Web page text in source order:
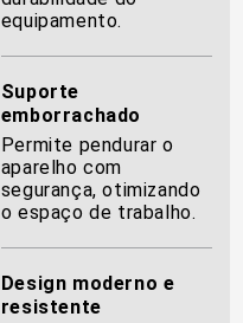
equipamento.
Suporte
emborrachado
Permite pendurar o
aparelho com
segurança, otimizando
o espaço de trabalho.
Design moderno e
resistente